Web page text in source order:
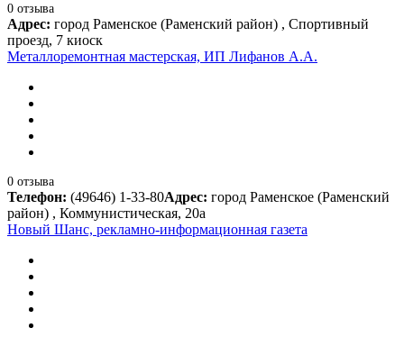
0 отзыва
Адрес: город Раменское (Раменский район) , Спортивный
проезд, 7 киоск
Металлоремонтная мастерская, ИП Лифанов А.А.
0 отзыва
Телефон: (49646) 1-33-80Адрес: город Раменское (Раменский
район) , Коммунистическая, 20а
Новый Шанс, рекламно-информационная газета